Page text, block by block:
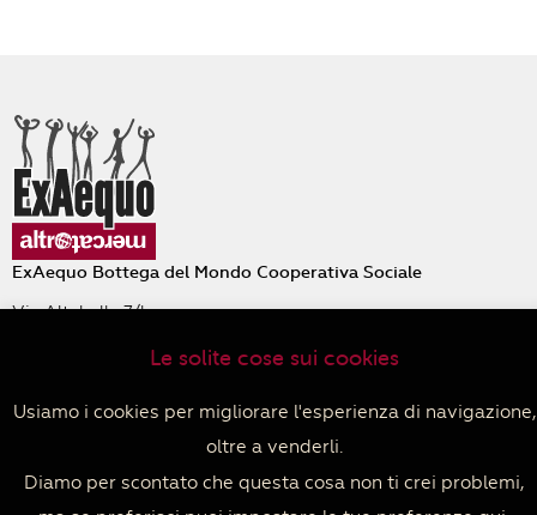
ExAequo Bottega del Mondo Cooperativa Sociale
Via Altabella 7/b
Privacy policy–Cookie policy –Termini e condizioni di
vendita
Facebook
Instagram
Le solite cose sui cookies
Usiamo i cookies per migliorare l'esperienza di navigazione,
oltre a venderli.
Diamo per scontato che questa cosa non ti crei problemi,